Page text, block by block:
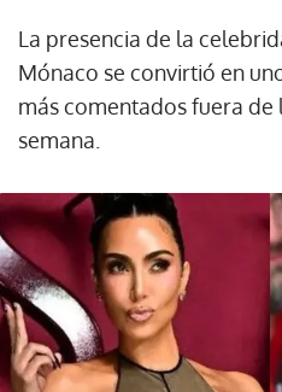
La presencia de la
Mónaco se convirtió en
más comentados fuera
semana.